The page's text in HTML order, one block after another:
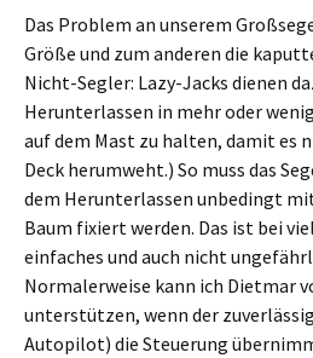
Das Problem an unserem
Größe und zum anderen die
Nicht-Segler: Lazy-Jacks dienen
Herunterlassen in mehr oder
auf dem Mast zu halten, damit es
Deck herumweht.) So muss das
dem Herunterlassen unbedingt
Baum fixiert werden. Das ist bei
einfaches und auch nicht
Normalerweise kann ich Dietmar
unterstützen, wenn der
Autopilot) die Steuerung